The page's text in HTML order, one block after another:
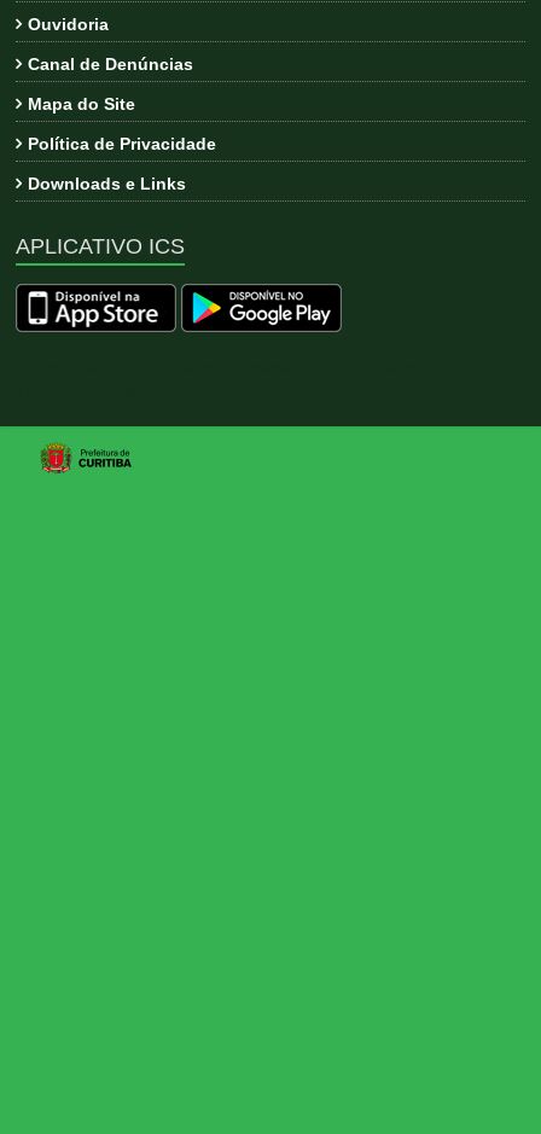
Ouvidoria
Canal de Denúncias
Mapa do Site
Política de Privacidade
Downloads e Links
APLICATIVO ICS